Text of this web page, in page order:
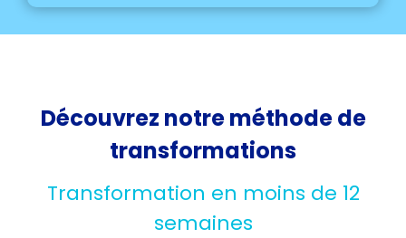
Découvrez notre méthode de
transformations
Transformation en moins de 12
semaines